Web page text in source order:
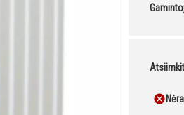
Nėra